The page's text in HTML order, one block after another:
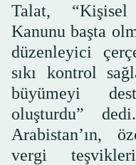
Talat, “Kişisel
Kanunu başta
düzenleyici
sıkı kontrol
büyümeyi
oluşturdu”
Arabistan’ın,
vergi